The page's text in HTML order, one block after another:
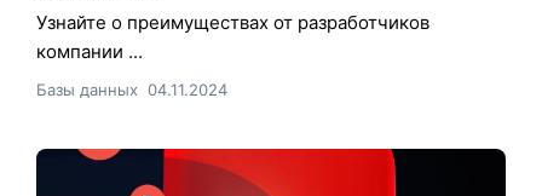
Узнайте о преимуществах от разработчиков
компании ...
Базы данных 04.11.2024